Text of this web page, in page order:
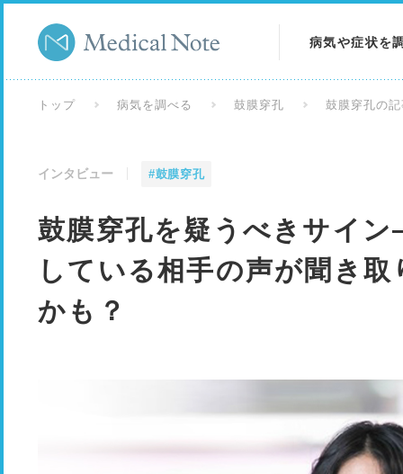
病気や症状を
トップ 病気を調べる 鼓膜穿孔 鼓膜穿孔の
インタビュー #鼓膜穿孔
鼓膜穿孔を疑うべきサイ
している相手の声が聞き
かも？